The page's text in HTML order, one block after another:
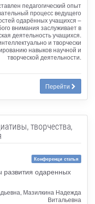
педагогический опыт
процесс ведущего
одарённых учащихся –
внимания заслуживает в
деятельность учащихся.
и творчески
навыков научной и
творческой деятельности.
Перейти
творчества,
Конференци статья
одаренных
Мазилкина Надежда
Витальевна